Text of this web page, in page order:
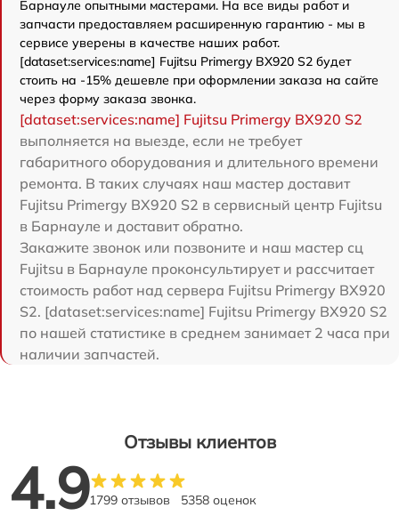
Барнауле опытными мастерами. На все виды работ и
запчасти предоставляем расширенную гарантию - мы в
сервисе уверены в качестве наших работ.
[dataset:services:name] Fujitsu Primergy BX920 S2 будет
стоить на -15% дешевле при оформлении заказа на сайте
через форму заказа звонка.
[dataset:services:name] Fujitsu Primergy BX920 S2
выполняется на выезде, если не требует
габаритного оборудования и длительного времени
ремонта. В таких случаях наш мастер доставит
Fujitsu Primergy BX920 S2 в сервисный центр Fujitsu
в Барнауле и доставит обратно.
Закажите звонок или позвоните и наш мастер сц
Fujitsu в Барнауле проконсультирует и рассчитает
стоимость работ над сервера Fujitsu Primergy BX920
S2. [dataset:services:name] Fujitsu Primergy BX920 S2
по нашей статистике в среднем занимает 2 часа при
наличии запчастей.
Отзывы клиентов
4.91799 отзывов 5358 оценок